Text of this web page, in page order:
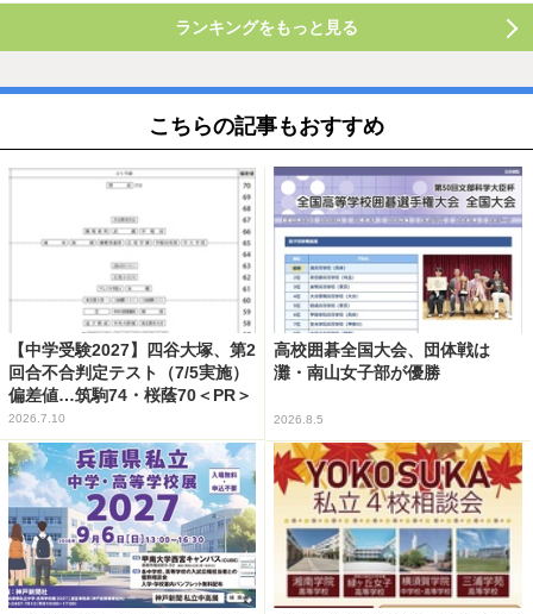
ランキングをもっと見る
こちらの記事もおすすめ
【中学受験2027】四谷大塚、第2
回合不合判定テスト（7/5実施）
偏差値…筑駒74・桜蔭70＜PR＞
2026.7.10
高校囲碁全国大会、団体戦は
灘・南山女子部が優勝
2026.8.5